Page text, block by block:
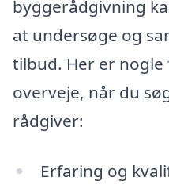
byggerådgivning
at undersøge og
tilbud. Her er
overveje, når du
rådgiver:
Erfaring og